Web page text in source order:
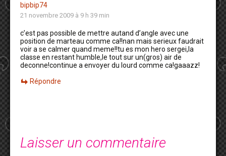
bipbip74
21 novembre 2009 à 9 h 39 min
c’est pas possible de mettre autand d’angle avec une
position de marteau comme ca!!nan mais serieux faudrait
voir a se calmer quand meme!!tu es mon hero sergei,la
classe en restant humble,le tout sur un(gros) air de
deconne!continue a envoyer du lourd comme ca!gaaazz!
Répondre
Laisser un commentaire